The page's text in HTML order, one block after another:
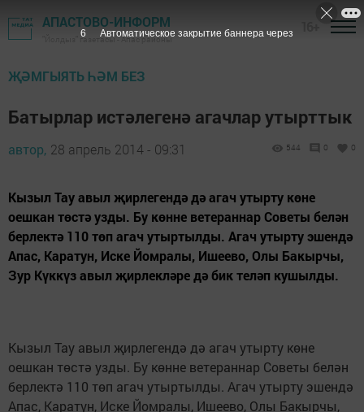
АПАСТОВО-ИНФОРМ
"Йолдыз" газетасы - Апас районы
ҖӘМГЫЯТЬ ҺӘМ БЕЗ
Батырлар истәлегенә агачлар утырттык
автор, 28 апрель 2014 - 09:31 544 0 0
Кызыл Тау авыл җирлегендә дә агач утырту көне
оешкан төстә узды. Бу көнне ветераннар Советы белән
берлектә 110 төп агач утыртылды. Агач утырту эшендә
Апас, Каратун, Иске Йомралы, Ишеево, Олы Бакырчы,
Зур Күккүз авыл җирлекләре дә бик теләп кушылды.
Кызыл Тау авыл җирлегендә дә агач утырту көне
оешкан төстә узды. Бу көнне ветераннар Советы белән
берлектә 110 төп агач утыртылды. Агач утырту эшендә
Апас, Каратун, Иске Йомралы, Ишеево, Олы Бакырчы,
5 Автоматическое закрытие баннера через